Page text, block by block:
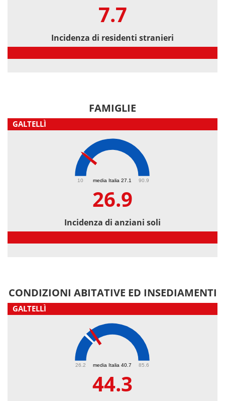
7.7
Incidenza di residenti stranieri
FAMIGLIE
GALTELLÌ
media Italia 27.1
10 90.9
26.9
Incidenza di anziani soli
CONDIZIONI ABITATIVE ED INSEDIAMENTI
GALTELLÌ
media Italia 40.7
26.2 85.6
44.3